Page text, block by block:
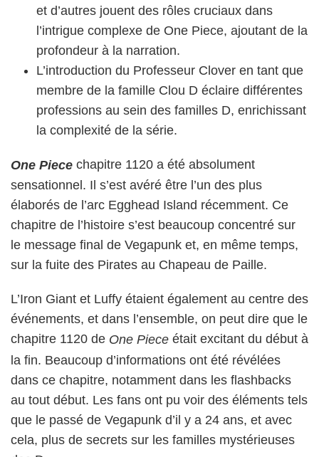
et d’autres jouent des rôles cruciaux dans
l’intrigue complexe de One Piece, ajoutant de la
profondeur à la narration.
L’introduction du Professeur Clover en tant que
membre de la famille Clou D éclaire différentes
professions au sein des familles D, enrichissant
la complexité de la série.
One Piece chapitre 1120 a été absolument
sensationnel. Il s’est avéré être l’un des plus
élaborés de l’arc Egghead Island récemment. Ce
chapitre de l’histoire s’est beaucoup concentré sur
le message final de Vegapunk et, en même temps,
sur la fuite des Pirates au Chapeau de Paille.
L’Iron Giant et Luffy étaient également au centre des
événements, et dans l’ensemble, on peut dire que le
chapitre 1120 de One Piece était excitant du début à
la fin. Beaucoup d’informations ont été révélées
dans ce chapitre, notamment dans les flashbacks
au tout début. Les fans ont pu voir des éléments tels
que le passé de Vegapunk d’il y a 24 ans, et avec
cela, plus de secrets sur les familles mystérieuses